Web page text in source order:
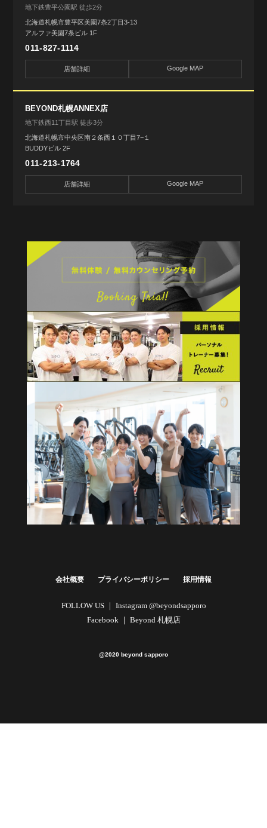
地下鉄豊平公園駅 徒歩2分
北海道札幌市豊平区美園7条2丁目3-13
アルファ美園7条ビル 1F
011-827-1114
店舗詳細 Google MAP
BEYOND札幌ANNEX店
地下鉄西11丁目駅 徒歩3分
北海道札幌市中央区南２条西１０丁目7−１
BUDDYビル 2F
011-213-1764
店舗詳細 Google MAP
会社概要 プライバシーポリシー 採用情報
FOLLOW US ｜ Instagram @beyondsapporo
Facebook ｜ Beyond 札幌店
@2020 beyond sapporo